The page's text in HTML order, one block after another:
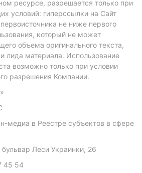
ресурсе, разрешается только при
условий: гиперссылки на Сайт
не ниже первого
который не может
объема оригинального текста,
лида материала. Использование
возможно только при условии
разрешения Компании.
медиа в Реестре субъектов в сфере
Леси Украинки, 26
45 54